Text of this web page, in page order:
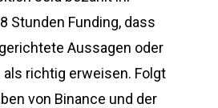
Stunden Funding, dass
Aussagen oder
richtig erweisen. Folgt
von Binance und der